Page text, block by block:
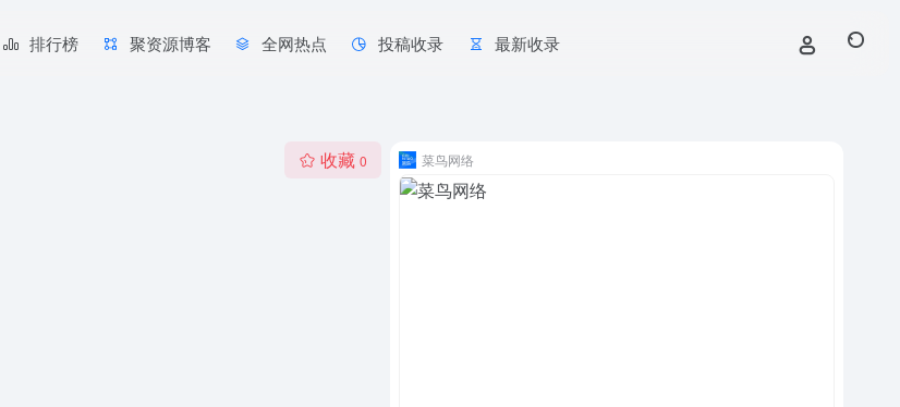
排行榜 聚资源博客 全网热点 投稿收录 最新收录
收藏 0 菜鸟网络